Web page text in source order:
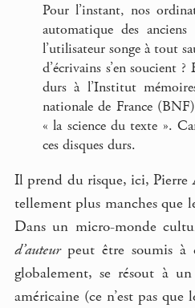
Pour l’instant, nos
automatique des
l’utilisateur songe à tout
d’écrivains s’en soucient
durs à l’Institut
nationale de France
« la science du texte ».
ces disques durs.
Il prend du risque, ici, Pierre
tellement plus manches que
Dans un micro-monde
d’auteurpeut être soumis à
globalement, se résout à
américaine (ce n’est pas que